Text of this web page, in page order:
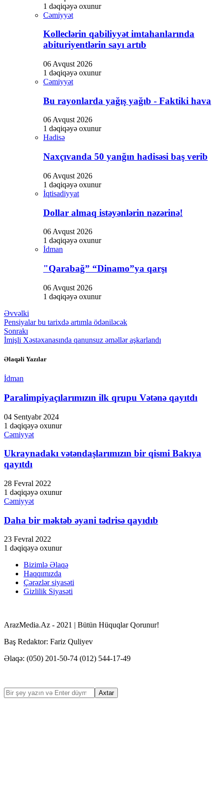
1 dəqiqəyə oxunur
Cəmiyyət
Kolleclərin qabiliyyət imtahanlarında
abituriyentlərin sayı artıb
06 Avqust 2026
1 dəqiqəyə oxunur
Cəmiyyət
Bu rayonlarda yağış yağıb - Faktiki hava
06 Avqust 2026
1 dəqiqəyə oxunur
Hadisə
Naxçıvanda 50 yanğın hadisəsi baş verib
06 Avqust 2026
1 dəqiqəyə oxunur
İqtisadiyyat
Dollar almaq istəyənlərin nəzərinə!
06 Avqust 2026
1 dəqiqəyə oxunur
İdman
"Qarabağ” “Dinamo”ya qarşı
06 Avqust 2026
1 dəqiqəyə oxunur
Əvvəlki
Pensiyalar bu tarixdə artımla ödəniləcək
Sonrakı
İmişli Xəstəxanasında qanunsuz əməllər aşkarlandı
Əlaqəli Yazılar
İdman
Paralimpiyaçılarımızın ilk qrupu Vətənə qayıtdı
04 Sentyabr 2024
1 dəqiqəyə oxunur
Cəmiyyət
Ukraynadakı vətəndaşlarımızın bir qismi Bakıya
qayıtdı
28 Fevral 2022
1 dəqiqəyə oxunur
Cəmiyyət
Daha bir məktəb əyani tədrisə qayıdıb
23 Fevral 2022
1 dəqiqəyə oxunur
Bizimlə Əlaqə
Haqqımızda
Çərəzlər siyasəti
Gizlilik Siyasəti
ArazMedia.Az - 2021 | Bütün Hüquqlar Qorunur!
Baş Redaktor: Fariz Quliyev
Əlaqə: (050) 201-50-74 (012) 544-17-49